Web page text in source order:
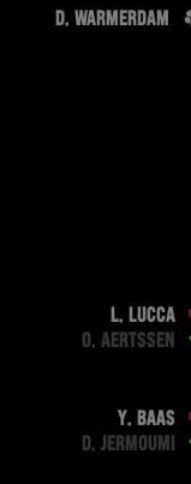
D. WARMERDAM
L. LUCCA
O. AERTSSEN
Y. BAAS
D. JERMOUMI